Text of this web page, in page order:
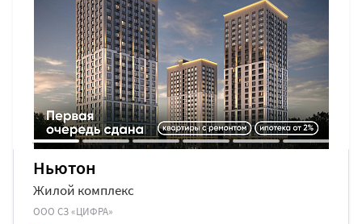
Ньютон
Жилой комплекс
ООО СЗ «ЦИФРА»